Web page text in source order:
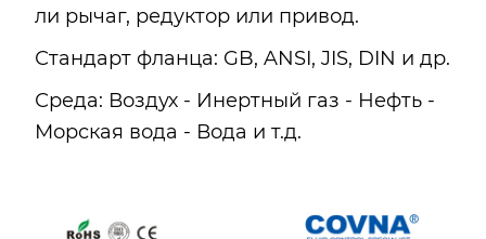
ли рычаг, редуктор или привод.
Стандарт фланца: GB, ANSI, JIS, DIN и др.
Среда: Воздух - Инертный газ - Нефть -
Морская вода - Вода и т.д.